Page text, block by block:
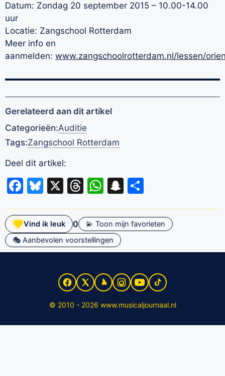
Datum: Zondag 20 september 2015 – 10.00-14.00
uur
Locatie: Zangschool Rotterdam
Meer info en
aanmelden: www.zangschoolrotterdam.nl/lessen/
Gerelateerd aan dit artikel
Categorieën:Auditie
Tags:Zangschool Rotterdam
Deel dit artikel:
Facebook
Bluesky
X Threads
WhatsApp
Snapchat
Vind ik leuk 0
💫 Toon mijn favorieten
🎭 Aanbevolen voorstellingen
© 2010 - 2026 www.musicaljournaal.nl